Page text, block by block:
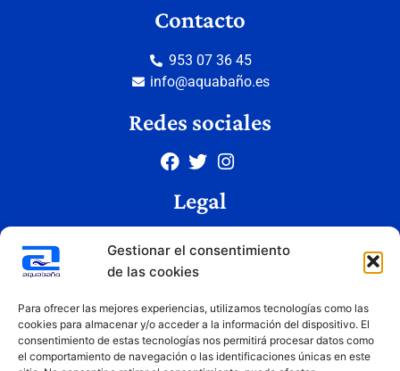
Gestionar el consentimiento
de las cookies
Para ofrecer las mejores experiencias, utilizamos tecnologías como las
cookies para almacenar y/o acceder a la información del dispositivo. El
consentimiento de estas tecnologías nos permitirá procesar datos como
el comportamiento de navegación o las identificaciones únicas en este
Contacto
953 07 36 45
info@aquabaño.es
Redes sociales
Legal
Política de privacidad
Condiciones de uso
Copyright © 2026 Aquabaño | Todos los derechos reservados